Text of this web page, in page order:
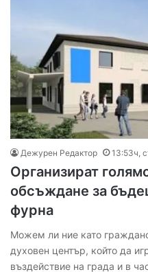
Дежурен Редактор 13:53ч,
Организират
обсъждане за
фурна
Можем ли ние като
духовен център, който да
въздействие на града и в